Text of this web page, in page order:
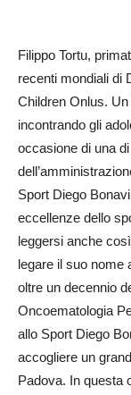
Filippo Tortu,
recenti mondiali di
Children Onlus.
incontrando gli
occasione di una
Sport Diego
eccellenze dello
leggersi anche
legare il suo nome
oltre un decennio
Oncoematologia
allo Sport Diego
accogliere un
Padova. In questa